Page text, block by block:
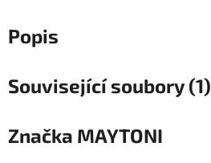
Popis
Související soubory (1)
Značka MAYTONI